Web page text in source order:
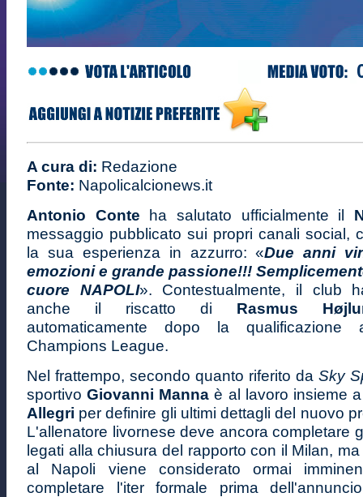
A cura di: Redazione
Fonte: Napolicalcionews.it
Antonio Conte ha salutato ufficialmente il
messaggio pubblicato sui propri canali social,
la sua esperienza in azzurro: «Due anni
emozioni e grande passione!!!
cuore NAPOLI». Contestualmente, il club
anche il riscatto di Rasmus
automaticamente dopo la qualificazione
Champions League.
Nel frattempo, secondo quanto riferito da Sky
sportivoGiovanni Mannaè al lavoro insieme
Allegri per definire gli ultimi dettagli del nuovo
L'allenatore livornese deve ancora completare
legati alla chiusura del rapporto con il Milan,
al Napoli viene considerato ormai
completare l'iter formale prima